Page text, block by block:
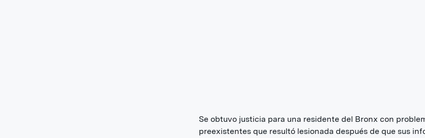
Se obtuvo justicia para una residente del Bronx con
preexistentes que resultó lesionada después de que sus